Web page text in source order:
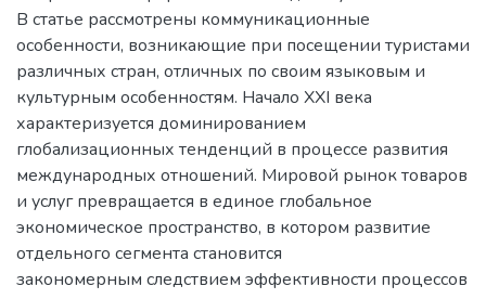
В статье рассмотрены коммуникационные
особенности, возникающие при посещении туристами
различных стран, отличных по своим языковым и
культурным особенностям. Начало XXI века
характеризуется доминированием
глобализационных тенденций в процессе развития
международных отношений. Мировой рынок товаров
и услуг превращается в единое глобальное
экономическое пространство, в котором развитие
отдельного сегмента становится
закономерным следствием эффективности процессов